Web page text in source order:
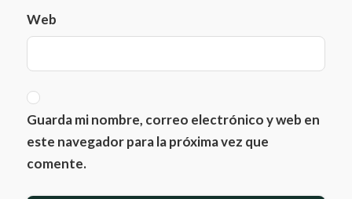
Web
Guarda mi nombre, correo electrónico y web en
este navegador para la próxima vez que
comente.